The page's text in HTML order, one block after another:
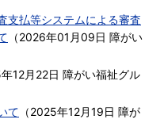
支払等システムによる審査
（2026年01月09日 障がい
12月22日 障がい福祉グル
て （2025年12月19日 障が